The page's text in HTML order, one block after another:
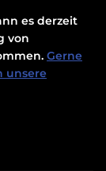
es derzeit
von
Gerne
unsere